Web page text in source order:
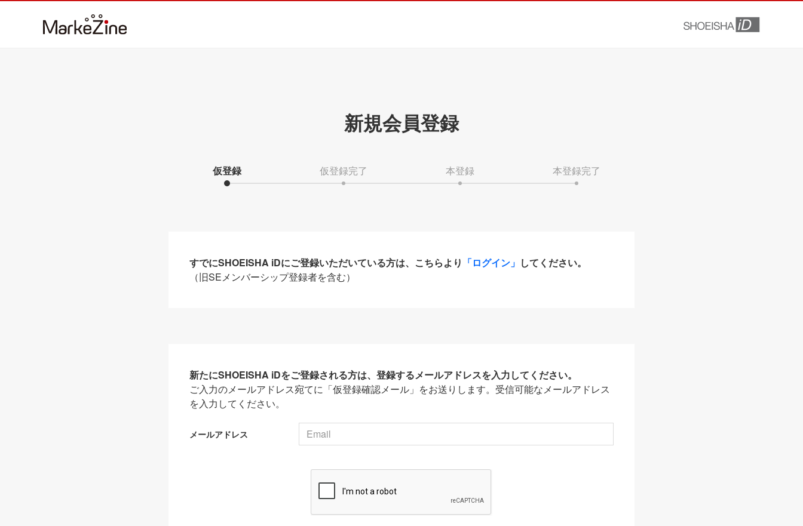
新規会員登録
仮登録 仮登録完了 本登録 本登録完了
すでにSHOEISHA iDにご登録いただいている方は、こちらより 「ログイン」 してください。
（旧SEメンバーシップ登録者を含む）
新たにSHOEISHA iDをご登録される方は、登録するメールアドレスを入力してください。
ご入力のメールアドレス宛てに「仮登録確認メール」をお送りします。受信可能なメールアドレス
を入力してください。
メールアドレス